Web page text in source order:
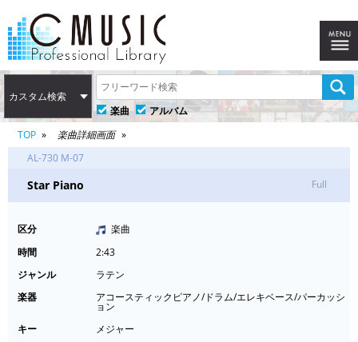
カスタム検索
楽曲
アルバム
TOP
楽曲詳細画面
AL-730 M-07
Star Piano Full
区分
楽曲
時間
2:43
ジャンル
ラテン
楽器
アコースティックピアノ/ドラム/エレキベース/パーカッシ
ョン
キー
メジャー